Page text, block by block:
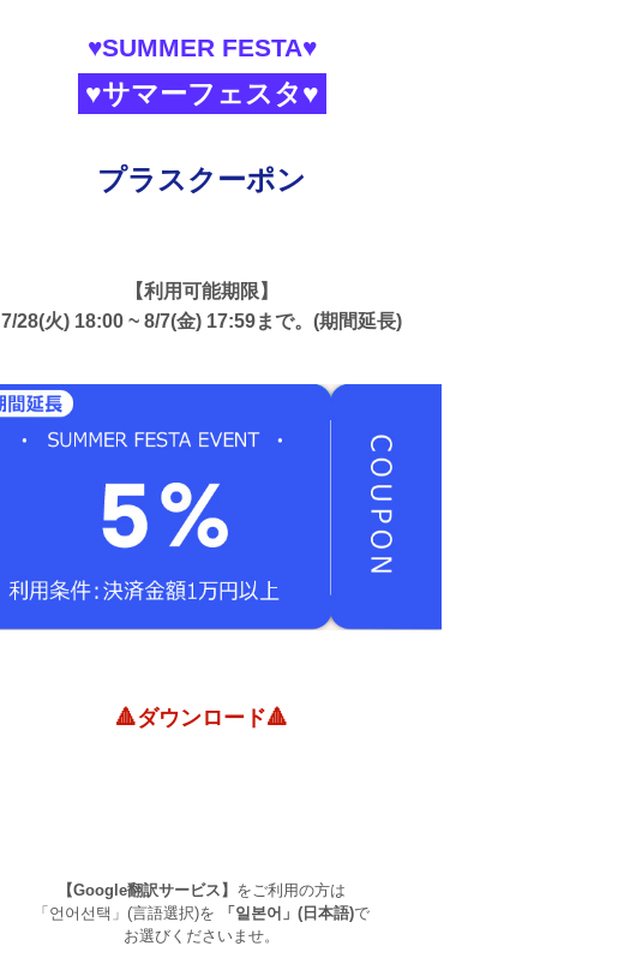
♥SUMMER FESTA♥
♥サマーフェスタ♥
プラスクーポン
【利用可能期限】
7/28(火) 18:00 ~ 8/7(金) 17:59まで。(期間延長)
🔺ダウンロード🔺
【Google翻訳サービス】 をご利用の方は
「언어선택」(言語選択)を
「일본어」(日本語)で
お選びくださいませ。